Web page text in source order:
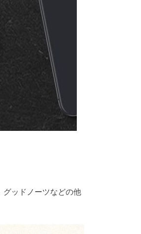
グッドノーツなどの他